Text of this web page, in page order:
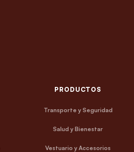
PRODUCTOS
Transporte y Seguridad
Salud y Bienestar
Vestuario y Accesorios